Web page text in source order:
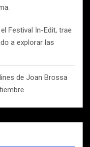
Festival In-Edit, trae
a explorar las
de Joan Brossa